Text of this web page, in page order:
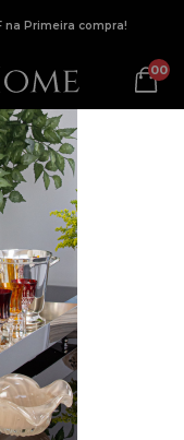
na Primeira compra!
00